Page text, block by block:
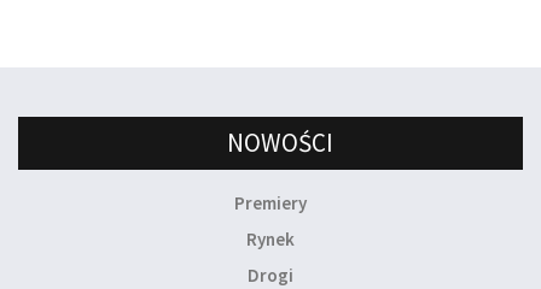
NOWOŚCI
Premiery
Rynek
Drogi